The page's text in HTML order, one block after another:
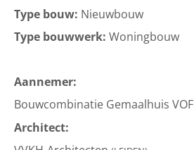
Type bouw: Nieuwbouw
Type bouwwerk: Woningbouw
Aannemer:
Bouwcombinatie Gemaalhuis VOF
Architect: